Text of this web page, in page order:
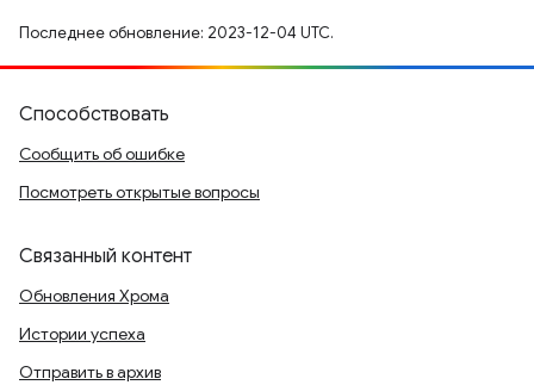
Последнее обновление: 2023-12-04 UTC.
Способствовать
Сообщить об ошибке
Посмотреть открытые вопросы
Связанный контент
Обновления Хрома
Истории успеха
Отправить в архив